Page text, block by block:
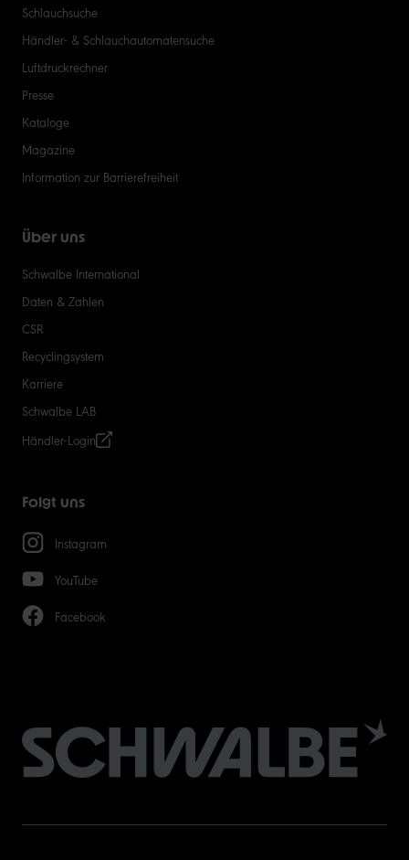
Schlauchsuche
Händler- & Schlauchautomatensuche
Luftdruckrechner
Presse
Kataloge
Magazine
Information zur Barrierefreiheit
Über uns
Schwalbe International
Daten & Zahlen
CSR
Recyclingsystem
Karriere
Schwalbe LAB
Händler-Login
Folgt uns
Instagram
YouTube
Facebook